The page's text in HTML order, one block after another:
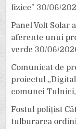
fizice” 30/06/
Panel Volt Solar
aferente unui
verde 30/06/
Comunicat de
proiectul
comunei
Fostul polițist
tulburarea